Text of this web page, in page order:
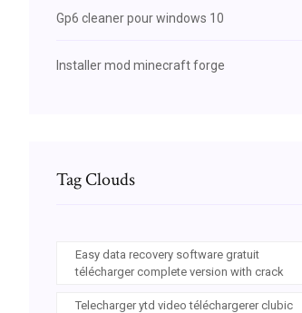
Gp6 cleaner pour windows 10
Installer mod minecraft forge
Tag Clouds
Easy data recovery software gratuit
télécharger complete version with crack
Telecharger ytd video téléchargerer clubic